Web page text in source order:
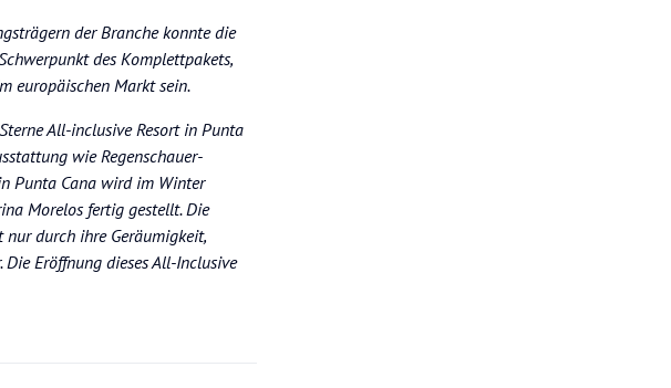
der Branche konnte die
des Komplettpakets,
europäischen Markt sein.
All-inclusive Resort in Punta
wie Regenschauer-
Punta Cana wird im Winter
Morelos fertig gestellt. Die
durch ihre Geräumigkeit,
Eröffnung dieses All-Inclusive